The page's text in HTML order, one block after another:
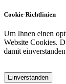
Cookie-Richtlinien
Um Ihnen einen
Website Cookies.
damit
Einverstanden